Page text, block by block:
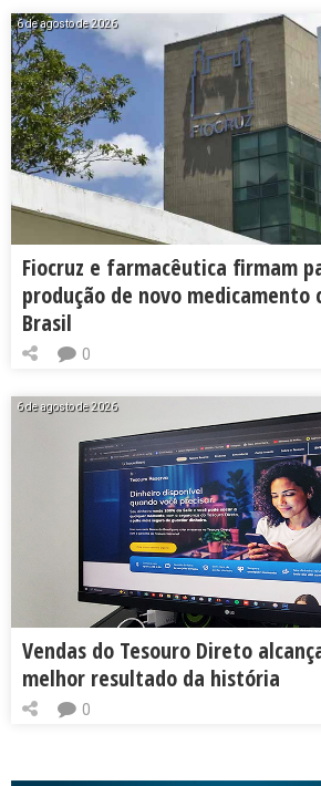
6 de agosto de 2026
Fiocruz e farmacêutica firmam
produção de novo medicamento
Brasil
0
6 de agosto de 2026
Vendas do Tesouro Direto
melhor resultado da história
0